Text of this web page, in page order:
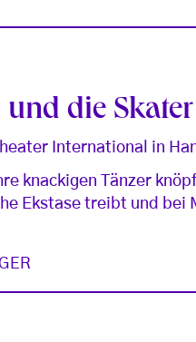
die Skater
International in
knackigen Tänzer
Ekstase treibt und